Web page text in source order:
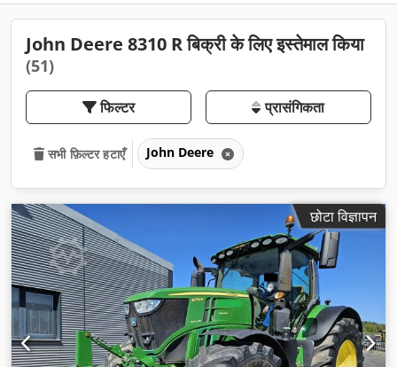
John Deere 8310 R बिक्री के लिए इस्तेमाल किया
(51)
फिल्टर प्रासंगिकता
सभी फ़िल्टर हटाएँ John Deere
छोटा विज्ञापन